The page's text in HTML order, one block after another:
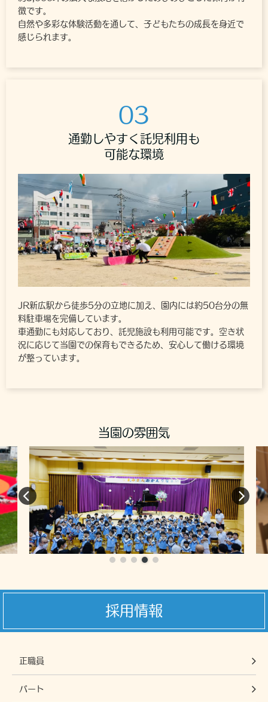
徴です。
自然や多彩な体験活動を通して、子どもたちの成長を身近で
感じられます。
03
通勤しやすく託児利用も
可能な環境
JR新広駅から徒歩5分の立地に加え、園内には約50台分の無
料駐車場を完備しています。
車通勤にも対応しており、託児施設も利用可能です。空き状
況に応じて当園での保育もできるため、安心して働ける環境
が整っています。
当園の雰囲気
採用情報
正職員
パート